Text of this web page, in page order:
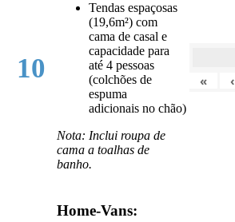
10
Tendas espaçosas
(19,6m²) com
cama de casal e
capacidade para
até 4 pessoas
(colchões de
espuma
adicionais no chão)
Nota: Inclui roupa de
cama a toalhas de
banho.
« ‹
Home-Vans: